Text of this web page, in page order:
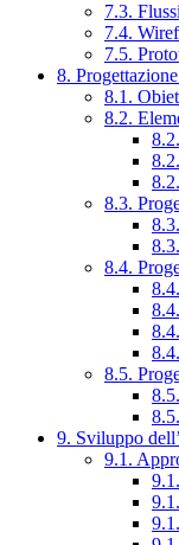
7.3.
7.4.
7.5.
8.
8.1.
8.2.
8.3.
8.4.
8.5.
9. Sviluppo
9.1.